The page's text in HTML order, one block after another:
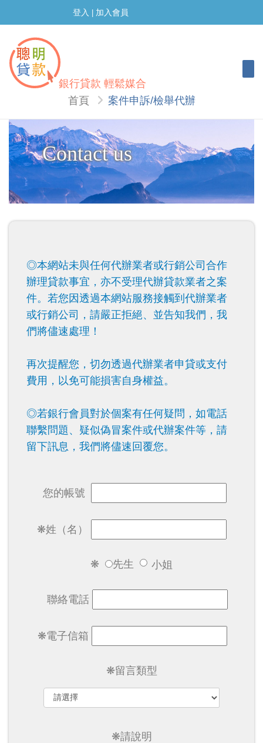
登入 加入會員
銀行貸款 輕鬆媒合
首頁 案件申訴/檢舉代辦
Contact us
◎本網站未與任何代辦業者或行銷公司合作
辦理貸款事宜，亦不受理代辦貸款業者之案
件。若您因透過本網站服務接觸到代辦業者
或行銷公司，請嚴正拒絕、並告知我們，我
們將儘速處理！
再次提醒您，切勿透過代辦業者申貸或支付
費用，以免可能損害自身權益。
◎若銀行會員對於個案有任何疑問，如電話
聯繫問題、疑似偽冒案件或代辦案件等，請
留下訊息，我們將儘速回覆您。
您的帳號
❋姓（名）
❋ 先生 小姐
聯絡電話
❋電子信箱
❋留言類型
❋請說明